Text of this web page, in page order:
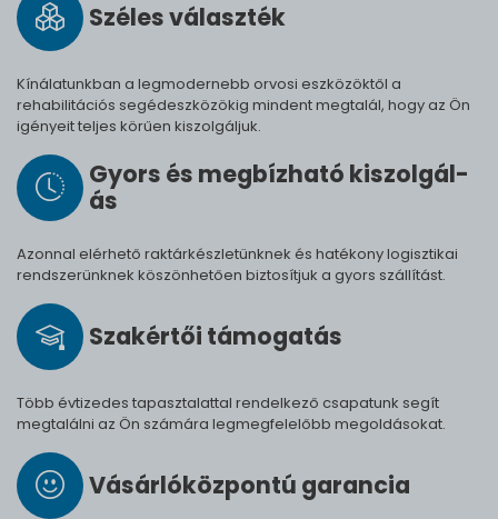
Széles vá­lasz­ték
Kínálatunkban a legmodernebb orvosi eszközöktől a
rehabilitációs segédeszközökig mindent megtalál, hogy az Ön
igényeit teljes körűen kiszolgáljuk.
Gyors és meg­bíz­ha­tó ki­szol­gál­
ás
Azonnal elérhető raktárkészletünknek és hatékony logisztikai
rendszerünknek köszönhetően biztosítjuk a gyors szállítást.
Szak­értői tá­mo­ga­tás
Több évtizedes tapasztalattal rendelkező csapatunk segít
megtalálni az Ön számára legmegfelelőbb megoldásokat.
Vásárló­köz­pontú ga­ran­cia